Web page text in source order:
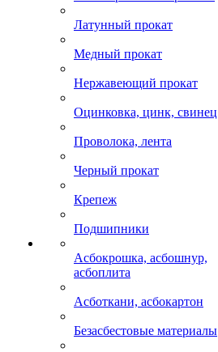
Латунный прокат
Медный прокат
Нержавеющий прокат
Оцинковка, цинк, свинец
Проволока, лента
Черный прокат
Крепеж
Подшипники
Асбокрошка, асбошнур,
асбоплита
Асботкани, асбокартон
Безасбестовые материалы